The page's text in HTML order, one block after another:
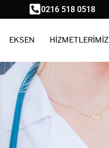
0216 518 0518
EKSEN HİZMETLERİMİZ